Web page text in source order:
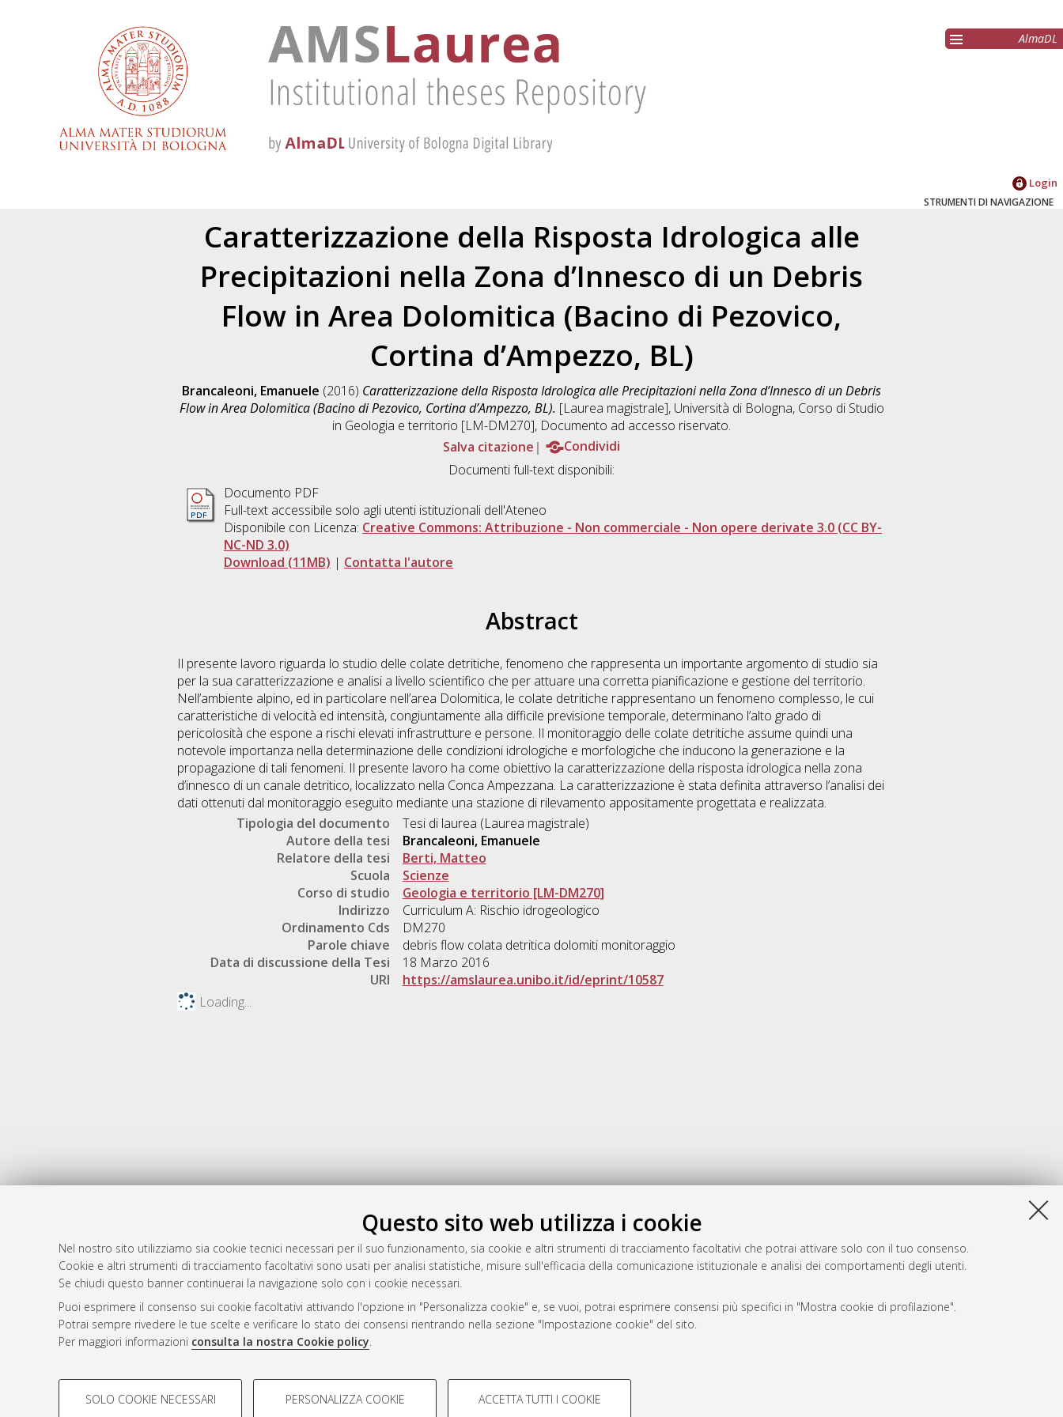
Questo sito web utilizza i cookie
Nel nostro sito utilizziamo sia cookie tecnici necessari per il suo funzionamento, sia cookie e altri strumenti di tracciamento facoltativi che potrai attivare solo con il tuo consenso.
Cookie e altri strumenti di tracciamento facoltativi sono usati per analisi statistiche, misure sull'efficacia della comunicazione istituzionale e analisi dei comportamenti degli utenti.
Se chiudi questo banner continuerai la navigazione solo con i cookie necessari.
Puoi esprimere il consenso sui cookie facoltativi attivando l'opzione in "Personalizza cookie" e, se vuoi, potrai esprimere consensi più specifici in "Mostra cookie di profilazione".
Potrai sempre rivedere le tue scelte e verificare lo stato dei consensi rientrando nella sezione "Impostazione cookie" del sito.
Per maggiori informazioni consulta la nostra Cookie policy.
COOKIE DI PROFILAZIONE - FACOLTATIVI COOKIE TECNICI - NECESSARI
SOLO COOKIE NECESSARI PERSONALIZZA COOKIE ACCETTA TUTTI I COOKIE
AlmaDL
Login
STRUMENTI DI NAVIGAZIONE
Caratterizzazione della Risposta Idrologica alle
Precipitazioni nella Zona d’Innesco di un Debris
Flow in Area Dolomitica (Bacino di Pezovico,
Cortina d’Ampezzo, BL)
Brancaleoni, Emanuele (2016) Caratterizzazione della Risposta Idrologica alle Precipitazioni nella Zona d’Innesco di un Debris
Flow in Area Dolomitica (Bacino di Pezovico, Cortina d’Ampezzo, BL). [Laurea magistrale], Università di Bologna, Corso di Studio
in Geologia e territorio [LM-DM270], Documento ad accesso riservato.
Salva citazione
Condividi
Documenti full-text disponibili:
Documento PDF
Full-text accessibile solo agli utenti istituzionali dell'Ateneo
Disponibile con Licenza: Creative Commons: Attribuzione - Non commerciale - Non opere derivate 3.0 (CC BY-
NC-ND 3.0)
Download (11MB) | Contatta l'autore
Abstract
Il presente lavoro riguarda lo studio delle colate detritiche, fenomeno che rappresenta un importante argomento di studio sia
per la sua caratterizzazione e analisi a livello scientifico che per attuare una corretta pianificazione e gestione del territorio.
Nell’ambiente alpino, ed in particolare nell’area Dolomitica, le colate detritiche rappresentano un fenomeno complesso, le cui
caratteristiche di velocità ed intensità, congiuntamente alla difficile previsione temporale, determinano l’alto grado di
pericolosità che espone a rischi elevati infrastrutture e persone. Il monitoraggio delle colate detritiche assume quindi una
notevole importanza nella determinazione delle condizioni idrologiche e morfologiche che inducono la generazione e la
propagazione di tali fenomeni. Il presente lavoro ha come obiettivo la caratterizzazione della risposta idrologica nella zona
d’innesco di un canale detritico, localizzato nella Conca Ampezzana. La caratterizzazione è stata definita attraverso l’analisi dei
dati ottenuti dal monitoraggio eseguito mediante una stazione di rilevamento appositamente progettata e realizzata.
Tipologia del documento
Tesi di laurea (Laurea magistrale)
Autore della tesi
Brancaleoni, Emanuele
Relatore della tesi
Berti, Matteo
Scuola
Scienze
Corso di studio
Geologia e territorio [LM-DM270]
Indirizzo
Curriculum A: Rischio idrogeologico
Ordinamento Cds
DM270
Parole chiave
debris flow colata detritica dolomiti monitoraggio
Data di discussione della Tesi
18 Marzo 2016
URI
https://amslaurea.unibo.it/id/eprint/10587
Loading...
Gestione del documento:
Atom
Rss 1.0
Rss 2.0
AMS Laurea
Servizio implementato e gestito da
Impostazioni Cookie
Informativa sulla privacy
Condizioni d’uso del sito